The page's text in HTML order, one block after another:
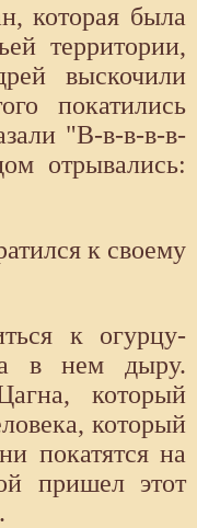
которая была
территории,
выскочили
покатились
"В-в-в-в-в-
отрывались:
к своему
к огурцу-
в нем дыру.
который
который
покатятся на
пришел этот